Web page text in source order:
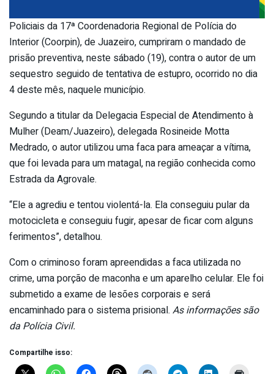
Policiais da 17ª Coordenadoria Regional de Polícia do
Interior (Coorpin), de Juazeiro, cumpriram o mandado de
prisão preventiva, neste sábado (19), contra o autor de um
sequestro seguido de tentativa de estupro, ocorrido no dia
4 deste mês, naquele município.
Segundo a titular da Delegacia Especial de Atendimento à
Mulher (Deam/Juazeiro), delegada Rosineide Motta
Medrado, o autor utilizou uma faca para ameaçar a vítima,
que foi levada para um matagal, na região conhecida como
Estrada da Agrovale.
“Ele a agrediu e tentou violentá-la. Ela conseguiu pular da
motocicleta e conseguiu fugir, apesar de ficar com alguns
ferimentos”, detalhou.
Com o criminoso foram apreendidas a faca utilizada no
crime, uma porção de maconha e um aparelho celular. Ele foi
submetido a exame de lesões corporais e será
encaminhado para o sistema prisional. As informações são
da Polícia Civil.
Compartilhe isso: